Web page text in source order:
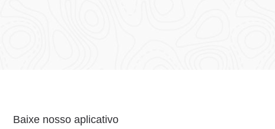
Baixe nosso aplicativo